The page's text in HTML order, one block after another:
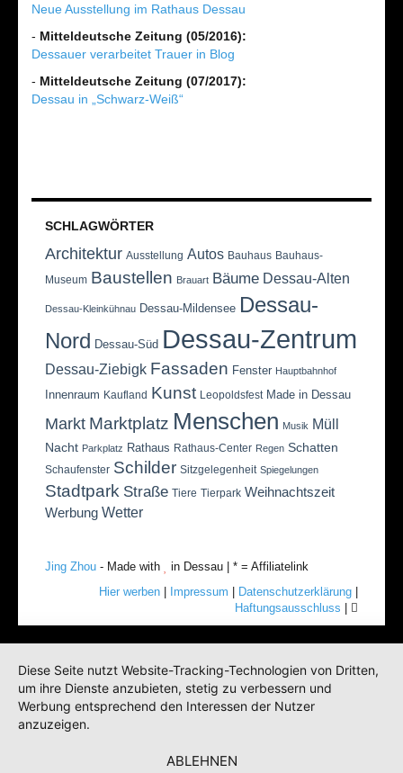
Neue Ausstellung im Rathaus Dessau
- Mitteldeutsche Zeitung (05/2016):
Dessauer verarbeitet Trauer in Blog
- Mitteldeutsche Zeitung (07/2017):
Dessau in „Schwarz-Weiß“
SCHLAGWÖRTER
Architektur Ausstellung Autos Bauhaus Bauhaus-
Museum Baustellen Brauart Bäume Dessau-Alten
Dessau-Kleinkühnau Dessau-Mildensee Dessau-
Nord Dessau-Süd Dessau-Zentrum
Dessau-Ziebigk Fassaden Fenster Hauptbahnhof
Innenraum Kaufland Kunst Leopoldsfest Made in Dessau
Markt Marktplatz Menschen Musik Müll
Nacht Parkplatz Rathaus Rathaus-Center Regen Schatten
Schaufenster Schilder Sitzgelegenheit Spiegelungen
Stadtpark Straße Tiere Tierpark Weihnachtszeit
Werbung Wetter
Jing Zhou - Made with
in Dessau | * = Affiliatelink
Hier werben
Impressum Datenschutzerklärung
Haftungsausschluss
Diese Seite nutzt Website-Tracking-Technologien von Dritten,
um ihre Dienste anzubieten, stetig zu verbessern und
Werbung entsprechend den Interessen der Nutzer
anzuzeigen.
ABLEHNEN